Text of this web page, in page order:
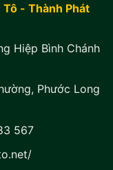
Tô - Thành Phát
Hiệp Bình Chánh
Phước Long
567